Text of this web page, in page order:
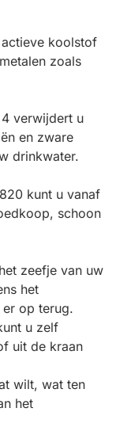
koolstof
zoals
verwijdert u
en zware
drinkwater.
kunt u vanaf
schoon
zeefje van uw
het
op terug.
u zelf
uit de kraan
wilt, wat ten
het